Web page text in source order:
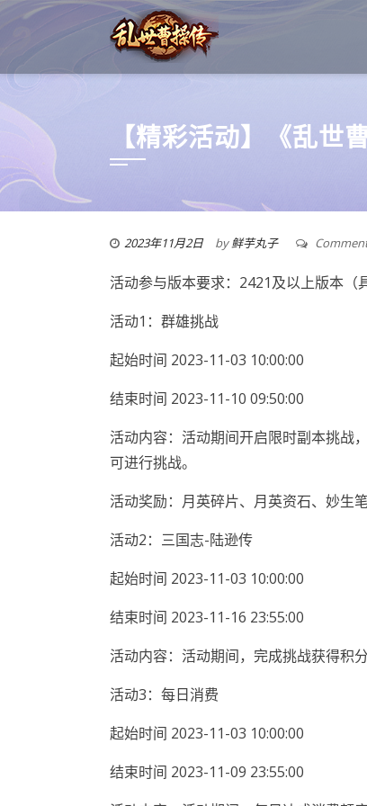
【精彩活动】《乱世
2023年11月2日 by鲜芋丸子
活动参与版本要求：2421及以上版本（
活动1：群雄挑战
起始时间 2023-11-03 10:00:00
结束时间 2023-11-10 09:50:00
活动内容：活动期间开启限时副本挑战
可进行挑战。
活动奖励：月英碎片、月英资石、妙生
活动2：三国志-陆逊传
起始时间 2023-11-03 10:00:00
结束时间 2023-11-16 23:55:00
活动内容：活动期间，完成挑战获得积
活动3：每日消费
起始时间 2023-11-03 10:00:00
结束时间 2023-11-09 23:55:00